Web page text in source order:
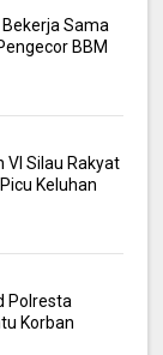
Sama
BBM
VI Silau Rakyat
Keluhan
Polresta
Korban